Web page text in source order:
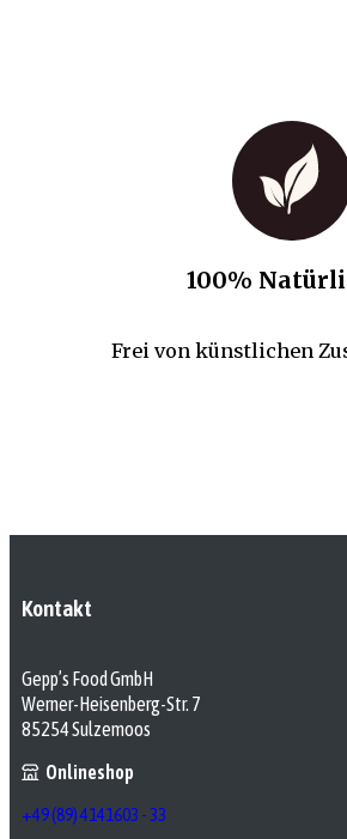
100%
Frei von künstlichen
Kontakt
Gepp’s Food GmbH
Werner-Heisenberg-Str. 7
85254 Sulzemoos
Onlineshop
+49 (89) 4141603 - 33